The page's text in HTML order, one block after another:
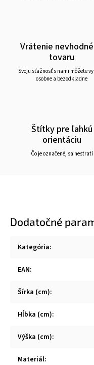
Vrátenie
tovaru
Svoju sťažnosť s nami môžete
osobne a bezodkladne
Štítky pre ľahkú
orientáciu
Čo je označené, sa nestratí
Dodatočné
Kategória:
EAN:
Šírka (cm):
Hĺbka (cm):
Výška (cm):
Materiál: